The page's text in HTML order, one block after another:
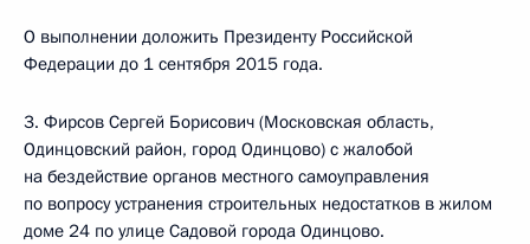
О выполнении доложить Президенту Российской
Федерации до 1 сентября 2015 года.
3. Фирсов Сергей Борисович (Московская область,
Одинцовский район, город Одинцово) с жалобой
на бездействие органов местного самоуправления
по вопросу устранения строительных недостатков в жилом
доме 24 по улице Садовой города Одинцово.